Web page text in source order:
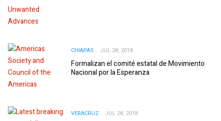
CHIAPAS JUL 28, 2018
Formalizan el comité estatal de Movimiento
Nacional por la Esperanza
VERACRUZ JUL 28, 2018